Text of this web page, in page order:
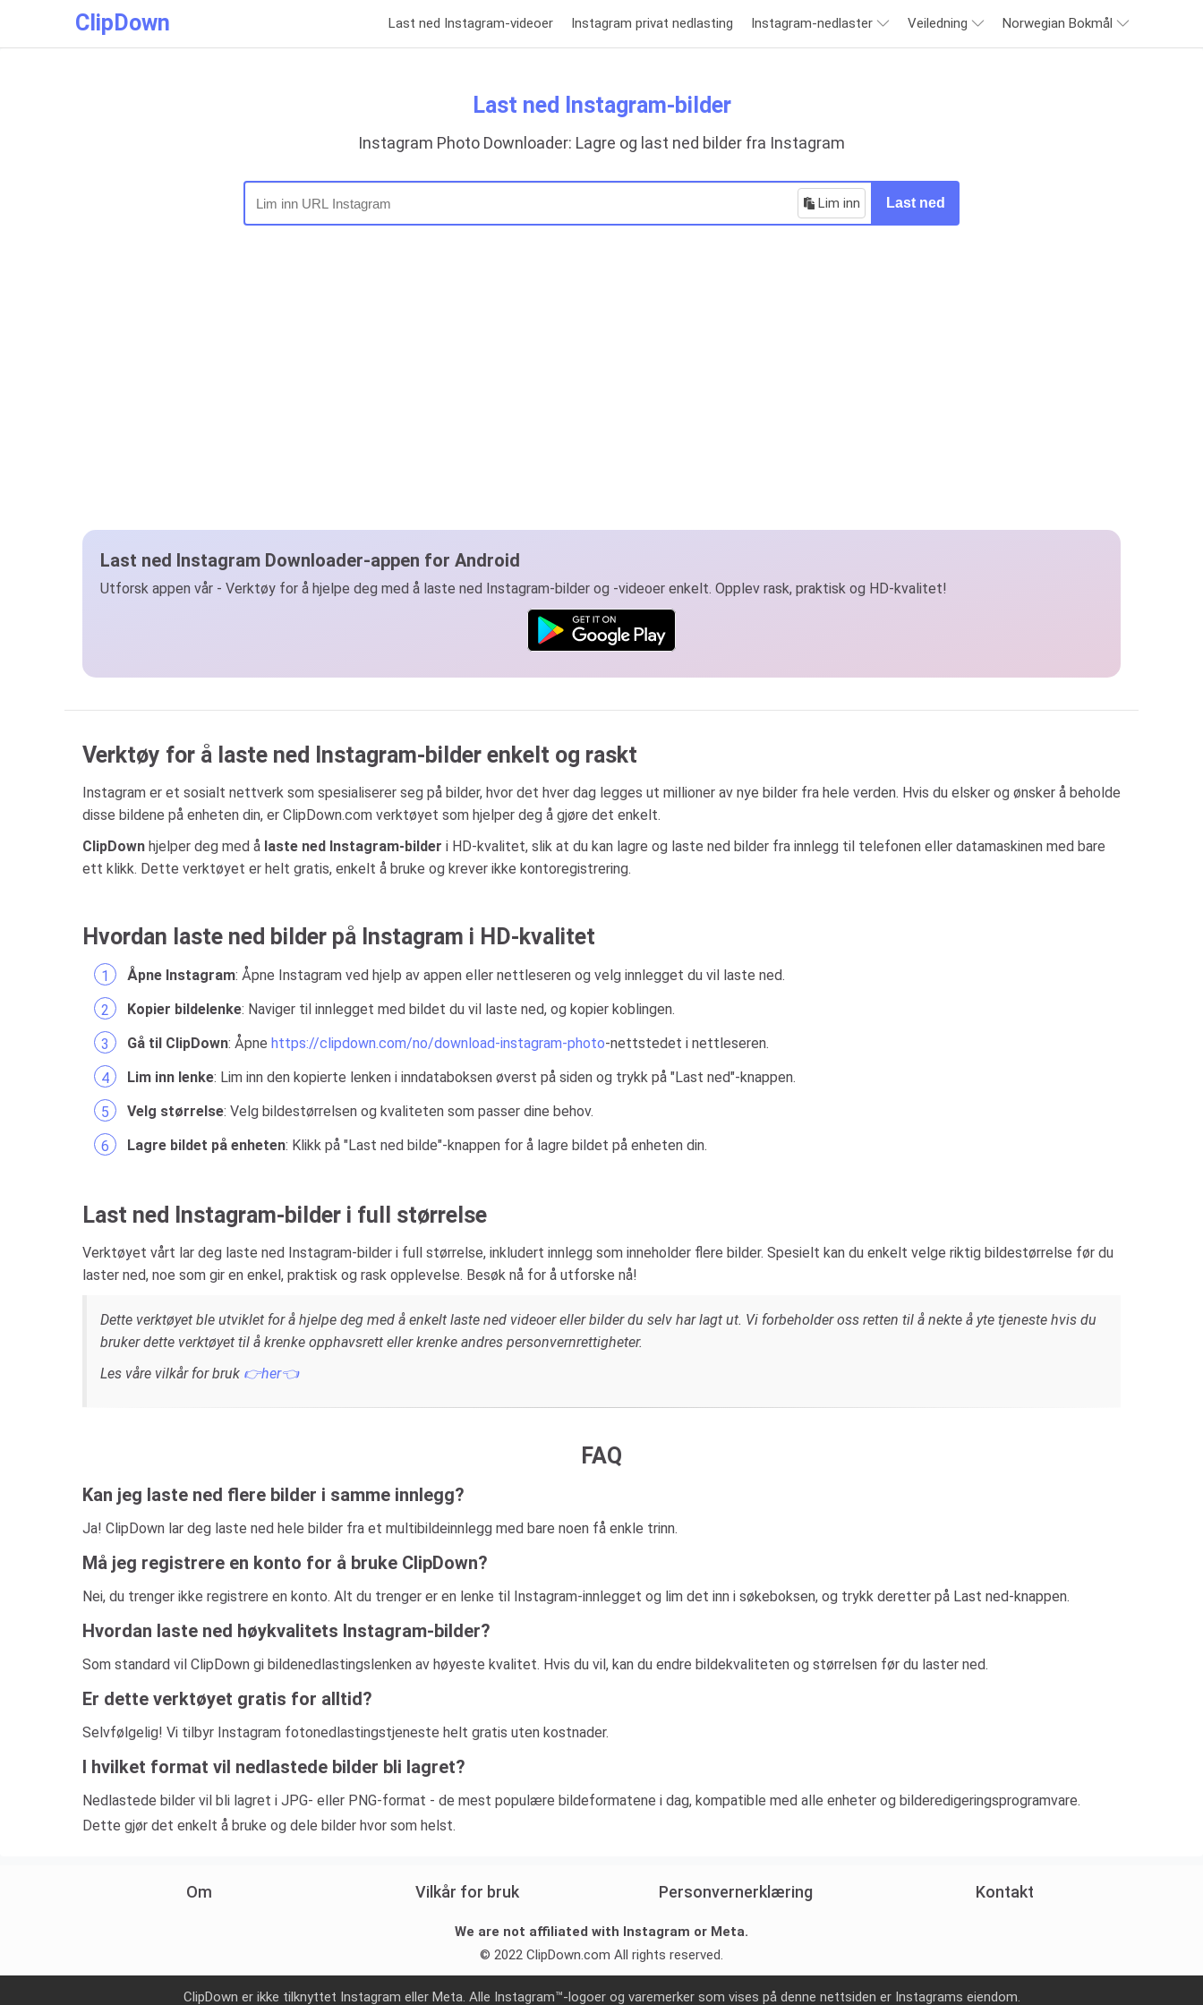
ClipDown Last ned Instagram-videoer Instagram privat nedlasting Instagram-nedlaster Veiledning Norwegian Bokmål
Last ned Instagram-bilder
Instagram Photo Downloader: Lagre og last ned bilder fra Instagram
Lim inn Last ned
Last ned Instagram Downloader-appen for Android
Utforsk appen vår - Verktøy for å hjelpe deg med å laste ned Instagram-bilder og -videoer enkelt. Opplev rask, praktisk og HD-kvalitet!
Verktøy for å laste ned Instagram-bilder enkelt og raskt
Instagram er et sosialt nettverk som spesialiserer seg på bilder, hvor det hver dag legges ut millioner av nye bilder fra hele verden. Hvis du elsker og ønsker å beholde
disse bildene på enheten din, er ClipDown.com verktøyet som hjelper deg å gjøre det enkelt.
ClipDown hjelper deg med å laste ned Instagram-bilder i HD-kvalitet, slik at du kan lagre og laste ned bilder fra innlegg til telefonen eller datamaskinen med bare
ett klikk. Dette verktøyet er helt gratis, enkelt å bruke og krever ikke kontoregistrering.
Hvordan laste ned bilder på Instagram i HD-kvalitet
Åpne Instagram: Åpne Instagram ved hjelp av appen eller nettleseren og velg innlegget du vil laste ned.
Kopier bildelenke: Naviger til innlegget med bildet du vil laste ned, og kopier koblingen.
Gå til ClipDown: Åpne https://clipdown.com/no/download-instagram-photo-nettstedet i nettleseren.
Lim inn lenke: Lim inn den kopierte lenken i inndataboksen øverst på siden og trykk på "Last ned"-knappen.
Velg størrelse: Velg bildestørrelsen og kvaliteten som passer dine behov.
Lagre bildet på enheten: Klikk på "Last ned bilde"-knappen for å lagre bildet på enheten din.
Last ned Instagram-bilder i full størrelse
Verktøyet vårt lar deg laste ned Instagram-bilder i full størrelse, inkludert innlegg som inneholder flere bilder. Spesielt kan du enkelt velge riktig bildestørrelse før du
laster ned, noe som gir en enkel, praktisk og rask opplevelse. Besøk nå for å utforske nå!
Dette verktøyet ble utviklet for å hjelpe deg med å enkelt laste ned videoer eller bilder du selv har lagt ut. Vi forbeholder oss retten til å nekte å yte tjeneste hvis du
bruker dette verktøyet til å krenke opphavsrett eller krenke andres personvernrettigheter.
Les våre vilkår for bruk 👉her👈
FAQ
Kan jeg laste ned flere bilder i samme innlegg?
Ja! ClipDown lar deg laste ned hele bilder fra et multibildeinnlegg med bare noen få enkle trinn.
Må jeg registrere en konto for å bruke ClipDown?
Nei, du trenger ikke registrere en konto. Alt du trenger er en lenke til Instagram-innlegget og lim det inn i søkeboksen, og trykk deretter på Last ned-knappen.
Hvordan laste ned høykvalitets Instagram-bilder?
Som standard vil ClipDown gi bildenedlastingslenken av høyeste kvalitet. Hvis du vil, kan du endre bildekvaliteten og størrelsen før du laster ned.
Er dette verktøyet gratis for alltid?
Selvfølgelig! Vi tilbyr Instagram fotonedlastingstjeneste helt gratis uten kostnader.
I hvilket format vil nedlastede bilder bli lagret?
Nedlastede bilder vil bli lagret i JPG- eller PNG-format - de mest populære bildeformatene i dag, kompatible med alle enheter og bilderedigeringsprogramvare.
Dette gjør det enkelt å bruke og dele bilder hvor som helst.
Om Vilkår for bruk Personvernerklæring Kontakt
We are not affiliated with Instagram or Meta.
© 2022 ClipDown.com All rights reserved.
ClipDown er ikke tilknyttet Instagram eller Meta. Alle Instagram™-logoer og varemerker som vises på denne nettsiden er Instagrams eiendom.